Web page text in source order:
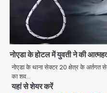
नोएडा के होटल में युवती ने की
नोएडा के थाना सेक्टर 20 क्षेत्र के
का शव…
यहां से शेयर करें
सरिया
किराना
Avinash
5
DC
एक्टिंग